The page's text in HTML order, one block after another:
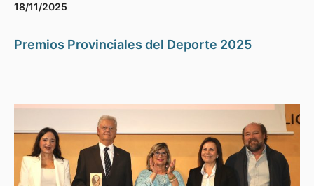
18/11/2025
Premios Provinciales del Deporte 2025